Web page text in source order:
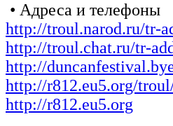
• Адреса и телефоны
http://troul.narod.ru/tr-
http://troul.chat.ru/tr-
http://
http://r812.eu5.org/
http://r812.eu5.org